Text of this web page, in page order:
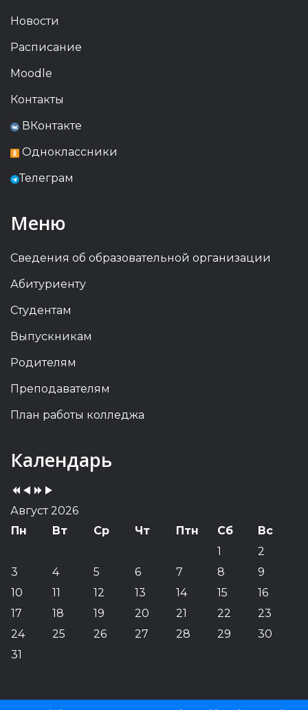
Новости
Расписание
Moodle
Контакты
ВКонтакте
Одноклассники
Телеграм
Меню
Сведения об образовательной организации
Абитуриенту
Студентам
Выпускникам
Родителям
Преподавателям
План работы колледжа
Календарь
Previous
Year
Previous
Month
YearMonth
Август 2026
Пн
Вт Ср Чт Птн Сб
Вс
1
2
3
4 5 6 7 8
9
10
11 12 13 14 15
16
17
18 19 20 21 22
23
24
25 26 27 28 29
30
31